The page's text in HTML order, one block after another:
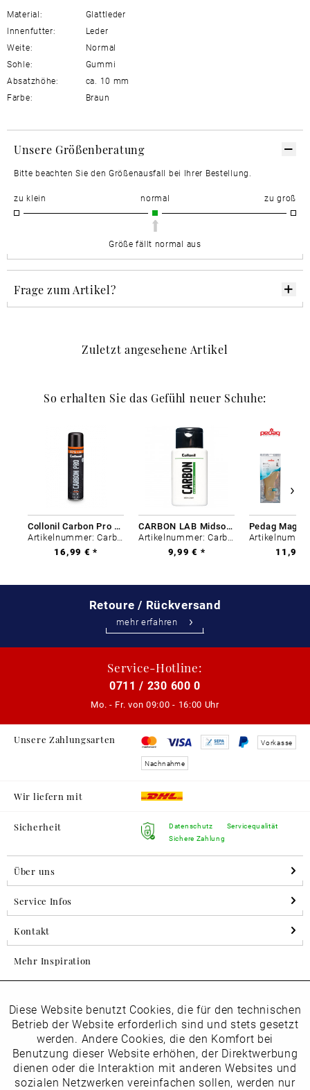
Material:
Glattleder
Innenfutter:
Leder
Weite:
Normal
Sohle:
Gummi
Absatzhöhe:
ca. 10 mm
Farbe:
Braun
Unsere Größenberatung
Bitte beachten Sie den Größenausfall bei Ihrer Bestellung.
zu klein normal zu groß
Größe fällt normal aus
Frage zum Artikel?
Zuletzt angesehene Artikel
So erhalten Sie das Gefühl neuer Schuhe:
Collonil Carbon Pro 400 ml
Artikelnummer: Carbon-0
16,99 € *
CARBON LAB Midsole Cleaner
Artikelnummer: Carbon-0
9,99 € *
11,99
Retoure / Rückversand
mehr erfahren
Service-Hotline:
0711 / 230 600 0
Mo. - Fr. von 09:00 - 16:00 Uhr
Unsere Zahlungsarten Vorkasse
Nachnahme
Wir liefern mit
Sicherheit
Datenschutz
Sichere Zahlung
Servicequalität
Über uns
Service Infos
Kontakt
Mehr Inspiration
Folgen Sie uns auf Instagram
horsch_schuhe
Newsletter
Funktionale Aktiv
Marketing Inaktiv
Diese Website benutzt Cookies, die für den technischen
Betrieb der Website erforderlich sind und stets gesetzt
werden. Andere Cookies, die den Komfort bei
Benutzung dieser Website erhöhen, der Direktwerbung
dienen oder die Interaktion mit anderen Websites und
sozialen Netzwerken vereinfachen sollen, werden nur